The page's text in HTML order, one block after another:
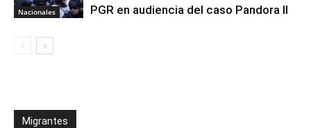
Nacionales
PGR en audiencia del caso Pandora II
Migrantes